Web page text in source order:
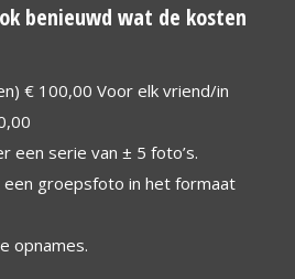
benieuwd wat de kosten
€ 100,00 Voor elk vriend/in
een serie van ± 5 foto’s.
groepsfoto in het formaat
opnames.